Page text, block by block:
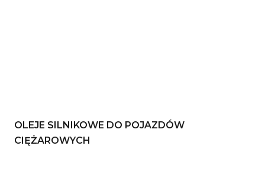
OLEJE SILNIKOWE DO POJAZDÓW
CIĘŻAROWYCH